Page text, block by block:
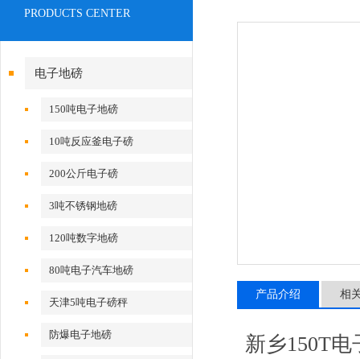
PRODUCTS CENTER
电子地磅
150吨电子地磅
10吨反应釜电子磅
200公斤电子磅
3吨不锈钢地磅
120吨数字地磅
80吨电子汽车地磅
天津5吨电子磅秤
防爆电子地磅
产品介绍 相
新乡150T